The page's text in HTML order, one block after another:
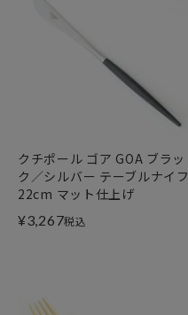
クチポール ゴア GOA ブラッ
ク／シルバー テーブルナイフ
22cm マット仕上げ
¥3,267税込